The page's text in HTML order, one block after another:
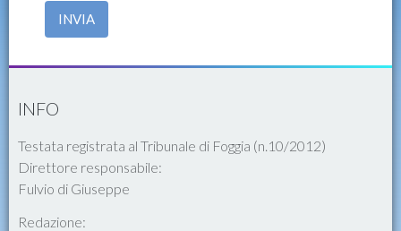
INVIA
INFO
Testata registrata al Tribunale di Foggia (n.10/2012)
Direttore responsabile:
Fulvio di Giuseppe
Redazione: